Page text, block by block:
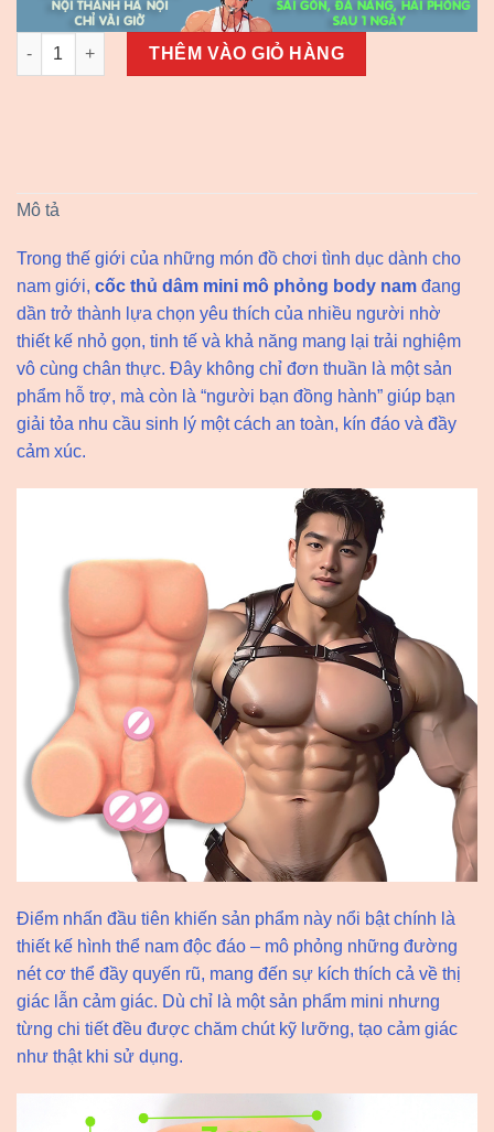
Cốc thủ dâm hình body nam số lượng
THÊM VÀO GIỎ HÀNG
Mô tả
Trong thế giới của những món đồ chơi tình dục dành cho
nam giới, cốc thủ dâm mini mô phỏng body nam đang
dần trở thành lựa chọn yêu thích của nhiều người nhờ
thiết kế nhỏ gọn, tinh tế và khả năng mang lại trải nghiệm
vô cùng chân thực. Đây không chỉ đơn thuần là một sản
phẩm hỗ trợ, mà còn là “người bạn đồng hành” giúp bạn
giải tỏa nhu cầu sinh lý một cách an toàn, kín đáo và đầy
cảm xúc.
Điểm nhấn đầu tiên khiến sản phẩm này nổi bật chính là
thiết kế hình thể nam độc đáo – mô phỏng những đường
nét cơ thể đầy quyến rũ, mang đến sự kích thích cả về thị
giác lẫn cảm giác. Dù chỉ là một sản phẩm mini nhưng
từng chi tiết đều được chăm chút kỹ lưỡng, tạo cảm giác
như thật khi sử dụng.